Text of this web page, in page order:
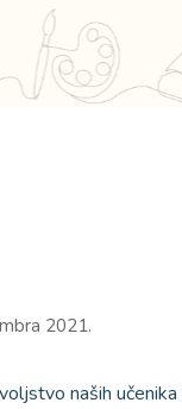
2021.
naših